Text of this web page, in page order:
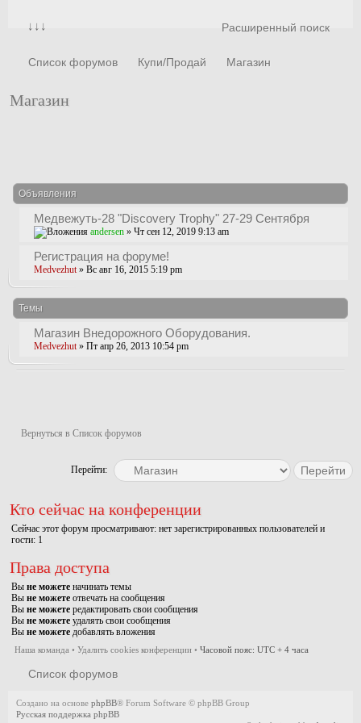
↓↓↓ Расширенный поиск
Список форумов Купи/Продай Магазин
Магазин
Объявления
Медвежуть-28 "Discovery Trophy" 27-29 Сентября
andersen » Чт сен 12, 2019 9:13 am
Регистрация на форуме!
Medvezhut» Вс авг 16, 2015 5:19 pm
Темы
Магазин Внедорожного Оборудования.
Medvezhut» Пт апр 26, 2013 10:54 pm
Вернуться в Список форумов
Перейти:
Кто сейчас на конференции
Сейчас этот форум просматривают: нет зарегистрированных пользователей и
гости: 1
Права доступа
Вы не можете начинать темы
Вы не можете отвечать на сообщения
Вы не можете редактировать свои сообщения
Вы не можете удалять свои сообщения
Вы не можете добавлять вложения
Наша команда • Удалить cookies конференции • Часовой пояс: UTC + 4 часа
Список форумов
Создано на основе phpBB® Forum Software © phpBB Group
Русская поддержка phpBB